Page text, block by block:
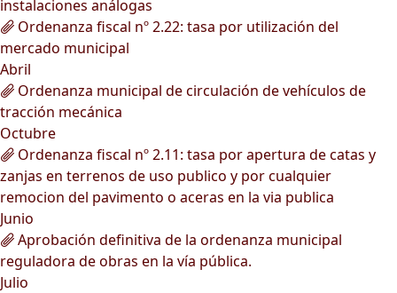
instalaciones análogas
Ordenanza fiscal nº 2.22: tasa por utilización del
mercado municipal
Abril
Ordenanza municipal de circulación de vehículos de
tracción mecánica
Octubre
Ordenanza fiscal nº 2.11: tasa por apertura de catas y
zanjas en terrenos de uso publico y por cualquier
remocion del pavimento o aceras en la via publica
Junio
Aprobación definitiva de la ordenanza municipal
reguladora de obras en la vía pública.
Julio